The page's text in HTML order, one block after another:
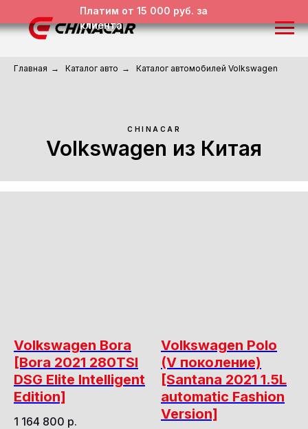
Платим от 15 000 руб. за
клиента
Главная → Каталог авто → Каталог автомобилей Volkswagen
CHINACAR
Volkswagen из Китая
Volkswagen Bora
[Bora 2021 280TSI
DSG Elite Intelligent
Edition]
1 164 800 р.
Volkswagen Polo
(V поколение)
[Santana 2021 1.5L
automatic Fashion
Version]